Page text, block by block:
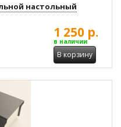
настольный
1 250 р.
в наличии
В корзину